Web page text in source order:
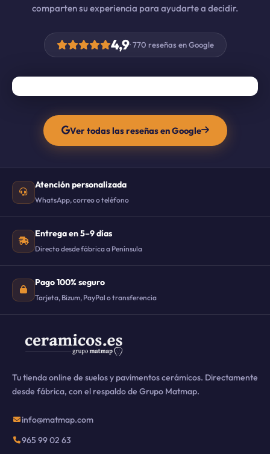
comparten su experiencia para ayudarte a decidir.
4,9· 770 reseñas en Google
Ver todas las reseñas en Google
Atención personalizada
WhatsApp, correo o teléfono
Entrega en 5–9 días
Directo desde fábrica a Península
Pago 100% seguro
Tarjeta, Bizum, PayPal o transferencia
Tu tienda online de suelos y pavimentos cerámicos. Directamente
desde fábrica, con el respaldo de Grupo Matmap.
info@matmap.com
965 99 02 63